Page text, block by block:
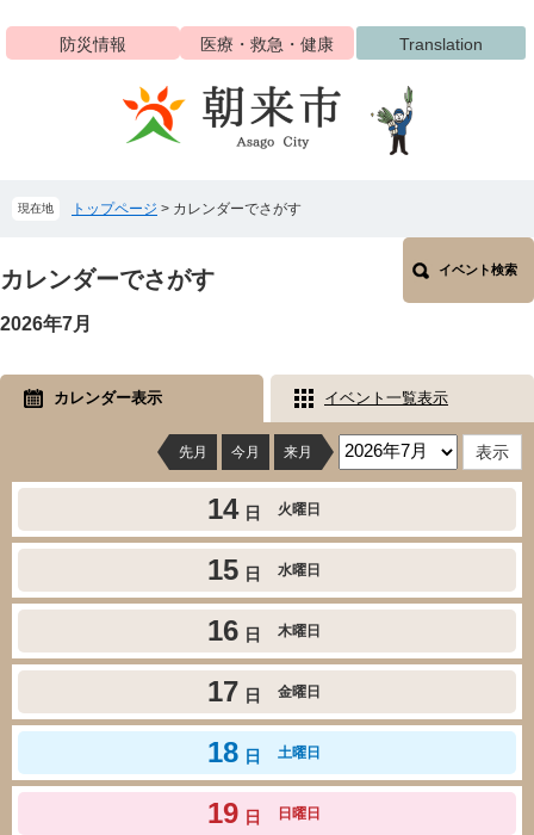
ジ
ュ
へ
防災情報 医療・救急・健康 Translation
現在地 トップページ > カレンダーでさがす
文
カレンダーでさがす イベント検索
2026年7月
カレンダー表示 イベント一覧表示
先月 今月 来月
14 日 火曜日
15 日 水曜日
16 日 木曜日
17 日 金曜日
18 日 土曜日
19 日 日曜日